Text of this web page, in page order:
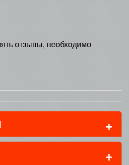
отзывы, необходимо
+
+